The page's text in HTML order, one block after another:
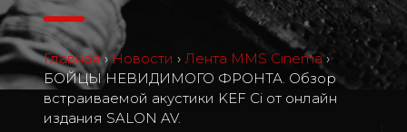
Главная › Новости › Лента MMS Cinema ›
БОЙЦЫ НЕВИДИМОГО ФРОНТА. Обзор
встраиваемой акустики KEF Ci от онлайн
издания SALON AV.